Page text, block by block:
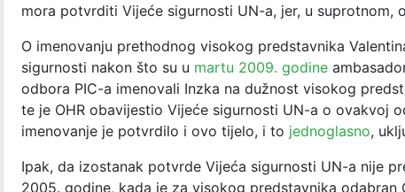
mora potvrditi Vijeće sigurnosti UN-a, jer, u suprotnom,
O imenovanju prethodnog visokog predstavnika
sigurnosti nakon što su u martu 2009. godine
odbora PIC-a imenovali Inzka na dužnost visokog
te je OHR obavijestio Vijeće sigurnosti UN-a o ovakvoj
imenovanje je potvrdilo i ovo tijelo, i to jednoglasno,
Ipak, da izostanak potvrde Vijeća sigurnosti UN-a nije
2005. godine, kada je za visokog predstavnika odabran